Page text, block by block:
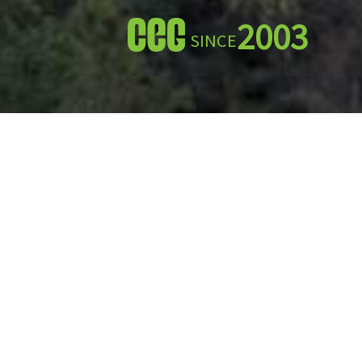
SINCE2003